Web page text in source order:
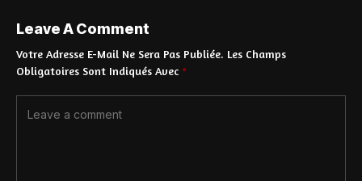
Leave A Comment
Votre Adresse E-Mail Ne Sera Pas Publiée. Les Champs
Obligatoires Sont Indiqués Avec *